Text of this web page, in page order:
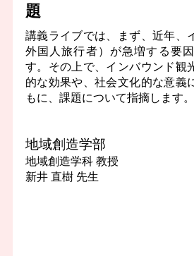
題
講義ライブでは、まず、近年、
外国人旅行者）が急増する要
す。その上で、インバウンド観
的な効果や、社会文化的な意義
もに、課題について指摘します。
地域創造学部
地域創造学科 教授
新井 直樹 先生